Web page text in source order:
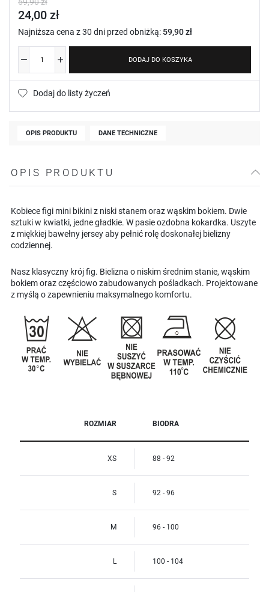
24,00 zł
Najniższa cena z 30 dni przed obniżką: 59,90 zł
DODAJ DO KOSZYKA
Dodaj do listy życzeń
OPIS PRODUKTU DANE TECHNICZNE
OPIS PRODUKTU
Kobiece figi mini bikini z niski stanem oraz wąskim bokiem. Dwie
sztuki w kwiatki, jedne gładkie. W pasie ozdobna kokardka. Uszyte
z miękkiej bawełny jersey aby pełnić rolę doskonałej bielizny
codziennej.
Nasz klasyczny krój fig. Bielizna o niskim średnim stanie, wąskim
bokiem oraz częściowo zabudowanych pośladkach. Projektowane
z myślą o zapewnieniu maksymalnego komfortu.
ROZMIAR BIODRA
XS 88 - 92
S 92 - 96
M 96 - 100
L 100 - 104